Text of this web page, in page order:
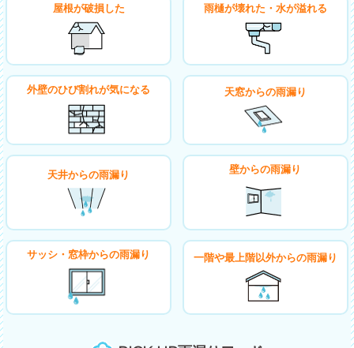
屋根が破損した 雨樋が壊れた・水が溢れる
外壁のひび割れが気になる 天窓からの雨漏り
天井からの雨漏り 壁からの雨漏り
サッシ・窓枠からの雨漏り 一階や最上階以外からの雨漏り